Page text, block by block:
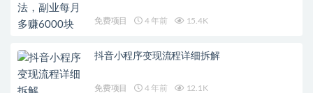
免费项目 4 年前 15.4K
抖音小程序变现流程详细拆解
免费项目 4 年前 12.1K